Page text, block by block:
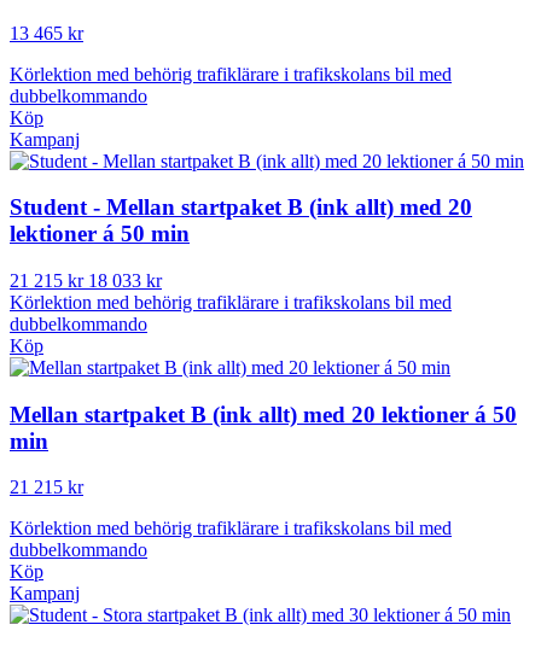
13 465 kr
Körlektion med behörig trafiklärare i trafikskolans bil med
dubbelkommando
Köp
Kampanj
Student - Mellan startpaket B (ink allt) med 20
lektioner á 50 min
21 215 kr 18 033 kr
Körlektion med behörig trafiklärare i trafikskolans bil med
dubbelkommando
Köp
Mellan startpaket B (ink allt) med 20 lektioner á 50
min
21 215 kr
Körlektion med behörig trafiklärare i trafikskolans bil med
dubbelkommando
Köp
Kampanj